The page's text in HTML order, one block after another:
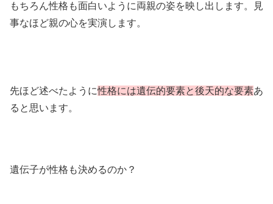
もちろん性格も面白いように両親の姿を映し出します。見
事なほど親の心を実演します。
先ほど述べたように性格には遺伝的要素と後天的な要素あ
ると思います。
遺伝子が性格も決めるのか？